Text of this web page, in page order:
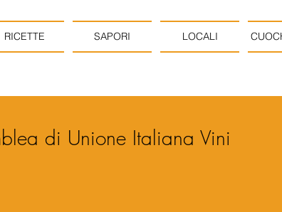
RICETTE SAPORI LOCALI
di Unione Italiana Vini